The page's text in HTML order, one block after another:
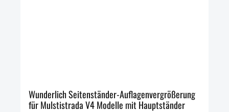
Wunderlich Seitenständer-Auflagenvergrößerung
für Mulstistrada V4 Modelle mit Hauptständer